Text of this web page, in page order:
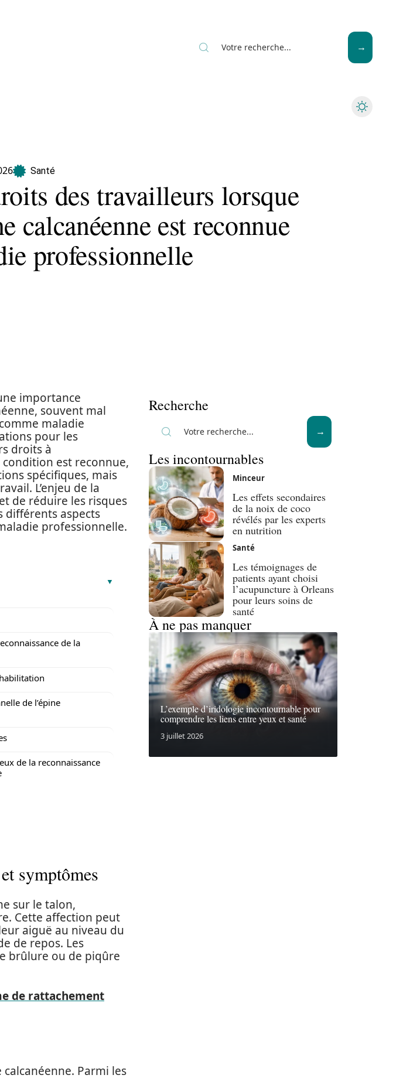
Santé
des travailleurs lorsque
calcanéenne est reconnue
professionnelle
importance
souvent mal
maladie
pour les
droits à
est reconnue,
spécifiques, mais
L’enjeu de la
de réduire les risques
différents aspects
professionnelle.
de la
de l’épine
de la reconnaissance
symptômes
sur le talon,
Cette affection peut
aiguë au niveau du
de repos. Les
brûlure ou de piqûre
de rattachement
Parmi les
Recherche
Les incontournables
Minceur
Les effets secondaires
de la noix de coco
révélés par les experts
en nutrition
Santé
Les témoignages de
patients ayant choisi
l’acupuncture à Orleans
pour leurs soins de
santé
À ne pas manquer
L’exemple d’iridologie incontournable pour
comprendre les liens entre yeux et santé
3 juillet 2026